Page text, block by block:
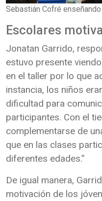
Sebastián Cofré enseñando
Escolares
Jonatan Garrido,
estuvo presente
en el taller por lo que
instancia, los niños
dificultad para
participantes. Con el
complementarse de
que en las clases
diferentes edades.”
De igual manera,
motivación de los